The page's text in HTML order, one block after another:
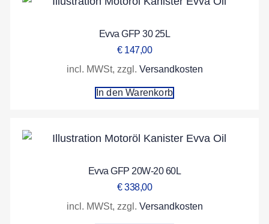
Evva GFP 30 25L
€147,00
incl. MWSt, zzgl. Versandkosten
In den Warenkorb
Evva GFP 20W-20 60L
€338,00
incl. MWSt, zzgl. Versandkosten